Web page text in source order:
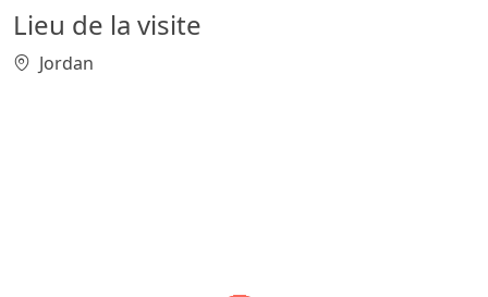
Lieu de la visite
Jordan